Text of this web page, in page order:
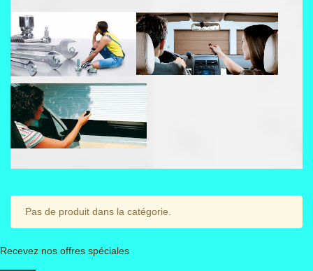
Pas de produit dans la catégorie.
Recevez nos offres spéciales